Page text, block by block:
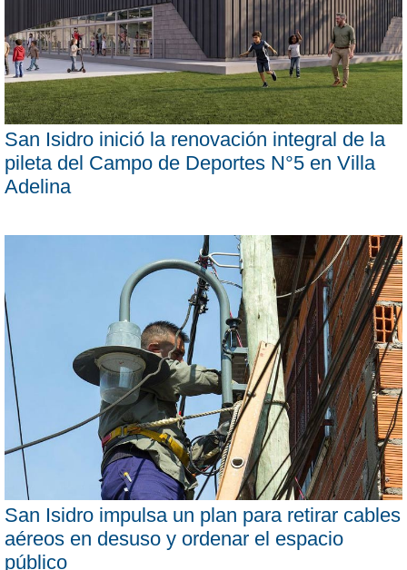
San Isidro inició la renovación integral de la
pileta del Campo de Deportes N°5 en Villa
Adelina
San Isidro impulsa un plan para retirar cables
aéreos en desuso y ordenar el espacio
público